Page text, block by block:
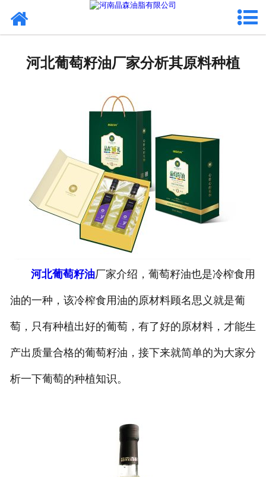
产品中心
成功案例
新闻资讯
联系晶森
河北葡萄籽油厂家分析其原料种植
河北葡萄籽油厂家介绍，葡萄籽油也是冷榨食用
油的一种，该冷榨食用油的原材料顾名思义就是葡
萄，只有种植出好的葡萄，有了好的原材料，才能生
产出质量合格的葡萄籽油，接下来就简单的为大家分
析一下葡萄的种植知识。